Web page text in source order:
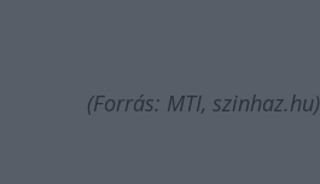
(Forrás: MTI, szinhaz.hu)